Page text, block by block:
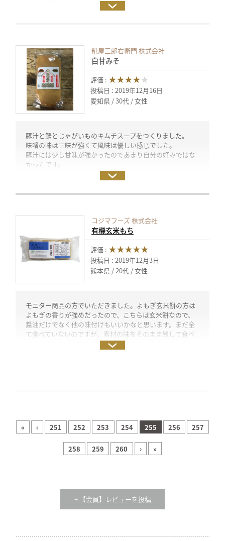
レンダーでピューレ状にする。
☆かぶの葉とかぼちゃの酒かす白和え
かぼちゃとかぶの葉をゆでる。かぶの葉がゆであがった
ら、1cmほどの小口切りにする。
白醤油を使って作った出汁醤油・白甘みそ・酒かす・絹豆
腐をよーくほぐしなめらかにする(＝白和え生地)。
白和え生地に、かぼちゃとかぶの葉を加える。
とても美味しくいただきました！
またぜひ食べたいと思いました。
糀屋三郎右衛門 株式会社
白甘みそ
評価 : ★★★★★
投稿日 : 2019年12月16日
愛知県
30代 女性
豚汁と鯖とじゃがいものキムチスープをつくりました。
味噌の味は甘味が強くて風味は優しい感じでした。
豚汁には少し甘味が強かったのであまり自分の好みではな
かったです。
鯖とじゃがいものキムチスープには他の具材が強いので隠
し味的な感じでとても美味しかったです。
ごちそうさまでした！
投稿日：2019年12月15日 （試食モニター）
コジマフーズ 株式会社
有機玄米もち
評価 : ★★★★★
投稿日 : 2019年12月3日
熊本県
20代 女性
モニター商品の方でいただきました。よもぎ玄米餅の方は
よもぎの香りが強めだったので、こちらは玄米餅なので、
醤油だけでなく他の味付けもいいかなと思います。まだ全
て食べていないのですが、素材の味をそのまま残して食べ
られる味付けが何かあるかなあと悩んでいます。こちら
« ‹ 251 252 253 254 255 256 257
258 259 260 › »
+ 【会員】レビューを投稿